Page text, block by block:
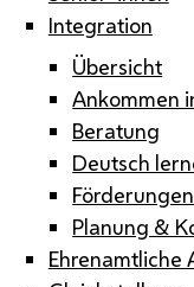
Integration
Übersicht
Ankommen
Beratung
Deutsch
Förderungen
Planung &
Ehrenamtliche